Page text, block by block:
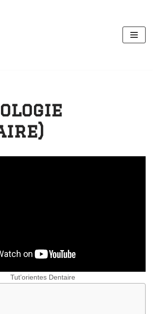
Tut’orientes Dentaire